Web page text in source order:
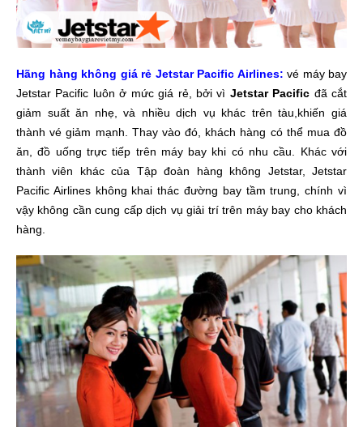
Hãng hàng không giá rẻ Jetstar Pacific Airlines: vé máy bay
Jetstar Pacific luôn ở mức giá rẻ, bởi vì Jetstar Pacific đã cắt
giảm suất ăn nhẹ, và nhiều dịch vụ khác trên tàu,khiến giá
thành vé giảm mạnh. Thay vào đó, khách hàng có thể mua đồ
ăn, đồ uống trực tiếp trên máy bay khi có nhu cầu. Khác với
thành viên khác của Tập đoàn hàng không Jetstar, Jetstar
Pacific Airlines không khai thác đường bay tầm trung, chính vì
vậy không cần cung cấp dịch vụ giải trí trên máy bay cho khách
hàng.